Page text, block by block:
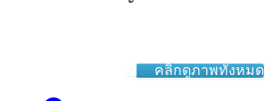
คลิ๊กดูภาพทั้งหมด